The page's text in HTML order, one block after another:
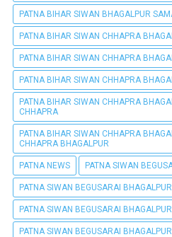
PATNA BIHAR SIWAN BHAGALPUR
PATNA BIHAR SIWAN CHHAPRA
PATNA BIHAR SIWAN CHHAPRA
PATNA BIHAR SIWAN CHHAPRA
PATNA BIHAR SIWAN CHHAPRA
CHHAPRA
PATNA BIHAR SIWAN CHHAPRA
CHHAPRA BHAGALPUR
PATNA NEWS PATNA SIWAN
PATNA SIWAN BEGUSARAI
PATNA SIWAN BEGUSARAI
PATNA SIWAN BEGUSARAI